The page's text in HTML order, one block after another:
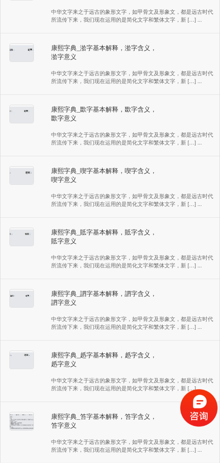
中华文字来之于远古的象形文字，如甲骨文及形象文，都是远古时代
所流传下来，我们现在运用的是简化文字和繁体文字，新 […] ...
康熙字典_湁字基本解释，湁字含义，
湁字意义
中华文字来之于远古的象形文字，如甲骨文及形象文，都是远古时代
所流传下来，我们现在运用的是简化文字和繁体文字，新 […] ...
康熙字典_欼字基本解释，欼字含义，
欼字意义
中华文字来之于远古的象形文字，如甲骨文及形象文，都是远古时代
所流传下来，我们现在运用的是简化文字和繁体文字，新 […] ...
康熙字典_喫字基本解释，喫字含义，
喫字意义
中华文字来之于远古的象形文字，如甲骨文及形象文，都是远古时代
所流传下来，我们现在运用的是简化文字和繁体文字，新 […] ...
康熙字典_貾字基本解释，貾字含义，
貾字意义
中华文字来之于远古的象形文字，如甲骨文及形象文，都是远古时代
所流传下来，我们现在运用的是简化文字和繁体文字，新 […] ...
康熙字典_訵字基本解释，訵字含义，
訵字意义
中华文字来之于远古的象形文字，如甲骨文及形象文，都是远古时代
所流传下来，我们现在运用的是简化文字和繁体文字，新 […] ...
康熙字典_赿字基本解释，赿字含义，
赿字意义
中华文字来之于远古的象形文字，如甲骨文及形象文，都是远古时代
所流传下来，我们现在运用的是简化文字和繁体文字，新 […] ...
康熙字典_笞字基本解释，笞字含义，
笞字意义
中华文字来之于远古的象形文字，如甲骨文及形象文，都是远古时代
所流传下来，我们现在运用的是简化文字和繁体文字，新 […] ...